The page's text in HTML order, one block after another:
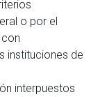
o por el
instituciones de
interpuestos